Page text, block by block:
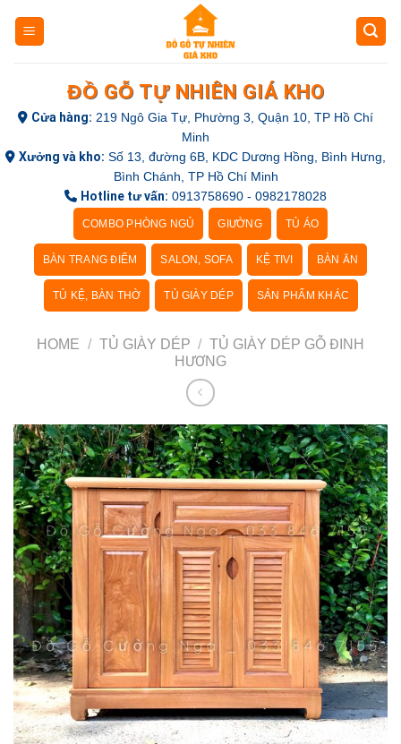
ĐỒ GỖ TỰ NHIÊN GIÁ KHO
Cửa hàng: 219 Ngô Gia Tự, Phường 3, Quận 10, TP Hồ Chí
Minh
Xưởng và kho: Số 13, đường 6B, KDC Dương Hồng, Bình Hưng,
Bình Chánh, TP Hồ Chí Minh
Hotline tư vấn: 0913758690 - 0982178028
COMBO PHÒNG NGỦ GIƯỜNG TỦ ÁO
BÀN TRANG ĐIỂM SALON, SOFA KỆ TIVI BÀN ĂN
TỦ KỆ, BÀN THỜ TỦ GIÀY DÉP SẢN PHẨM KHÁC
HOME / TỦ GIÀY DÉP / TỦ GIÀY DÉP GỖ ĐINH
HƯƠNG